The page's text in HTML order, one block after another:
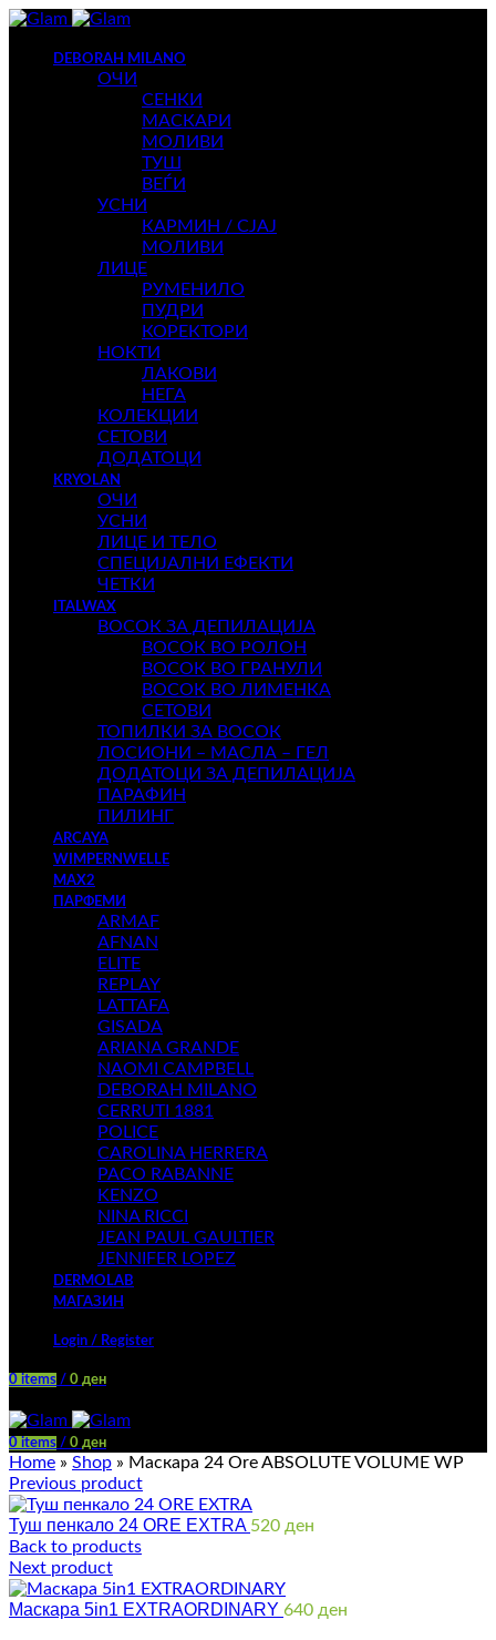
DEBORAH MILANO
ОЧИ
СЕНКИ
МАСКАРИ
МОЛИВИ
ТУШ
ВЕЃИ
УСНИ
КАРМИН / СЈАЈ
МОЛИВИ
ЛИЦЕ
РУМЕНИЛО
ПУДРИ
КОРЕКТОРИ
НОКТИ
ЛАКОВИ
НЕГА
КОЛЕКЦИИ
СЕТОВИ
ДОДАТОЦИ
KRYOLAN
ОЧИ
УСНИ
ЛИЦЕ И ТЕЛО
СПЕЦИЈАЛНИ ЕФЕКТИ
ЧЕТКИ
ITALWAX
ВОСОК ЗА ДЕПИЛАЦИЈА
ВОСОК ВО РОЛОН
ВОСОК ВО ГРАНУЛИ
ВОСОК ВО ЛИМЕНКА
СЕТОВИ
ТОПИЛКИ ЗА ВОСОК
ЛОСИОНИ – МАСЛА – ГЕЛ
ДОДАТОЦИ ЗА ДЕПИЛАЦИЈА
ПАРАФИН
ПИЛИНГ
ARCAYA
WIMPERNWELLE
MAX2
ПАРФЕМИ
ARMAF
AFNAN
ELITE
REPLAY
LATTAFA
GISADA
ARIANA GRANDE
NAOMI CAMPBELL
DEBORAH MILANO
CERRUTI 1881
POLICE
CAROLINA HERRERA
PACO RABANNE
KENZO
NINA RICCI
JEAN PAUL GAULTIER
JENNIFER LOPEZ
DERMOLAB
МАГАЗИН
Login / Register
0 items / 0 ден
0 items / 0 ден
Home » Shop » Маскара 24 Ore ABSOLUTE VOLUME WP
Previous product
Туш пенкало 24 ORE EXTRA 520 ден
Back to products
Next product
Маскара 5in1 EXTRAORDINARY 640 ден